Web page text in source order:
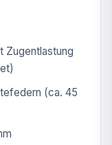
Zugentlastung
(ca. 45